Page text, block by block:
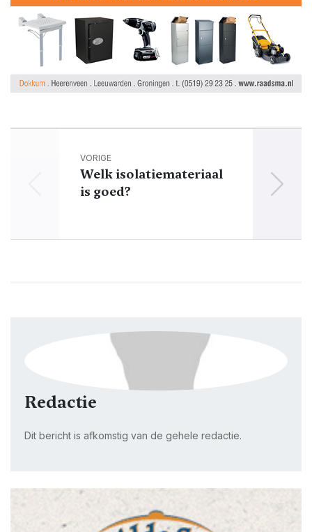
VORIGE
Welk isolatiemateriaal
is goed?
Redactie
Dit bericht is afkomstig van de gehele redactie.